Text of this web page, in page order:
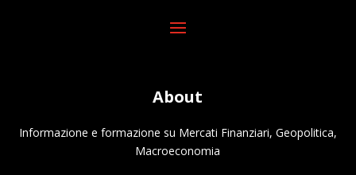
About
Informazione e formazione su Mercati Finanziari, Geopolitica,
Macroeconomia